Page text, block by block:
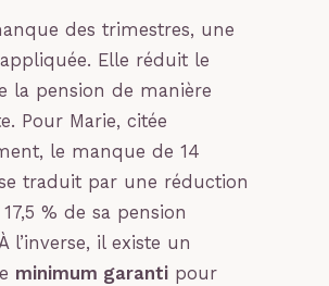
des trimestres, une
Elle réduit le
la pension de manière
Pour Marie, citée
le manque de 14
traduit par une réduction
% de sa pension
l’inverse, il existe un
minimum garanti pour